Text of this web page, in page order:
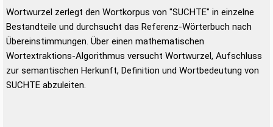
Wortwurzel zerlegt den Wortkorpus von "SUCHTE" in einzelne
Bestandteile und durchsucht das Referenz-Wörterbuch nach
Übereinstimmungen. Über einen mathematischen
Wortextraktions-Algorithmus versucht Wortwurzel, Aufschluss
zur semantischen Herkunft, Definition und Wortbedeutung von
SUCHTE abzuleiten.